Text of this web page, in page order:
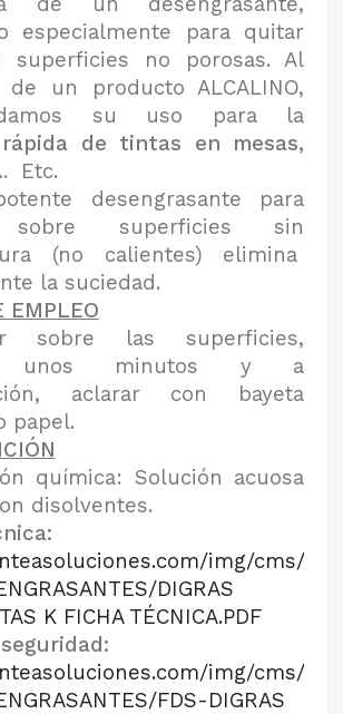
especialmente para quitar
superficies no porosas. Al
un producto ALCALINO,
su uso para la
rápida de tintas en mesas,
Etc.
desengrasante para
sobre superficies sin
(no calientes) elimina
la suciedad.
EMPLEO
sobre las superficies,
unos minutos y a
aclarar con bayeta
papel.
química: Solución acuosa
disolventes.
img/cms/FT-
DIGRAS
K FICHA TÉCNICA.PDF
img/cms/FT-
FDS-DIGRAS